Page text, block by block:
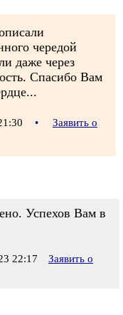
чередой
даже через
Спасибо Вам
•
Заявить о
Успехов Вам в
22:17
Заявить о